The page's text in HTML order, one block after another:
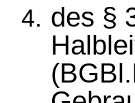
des §